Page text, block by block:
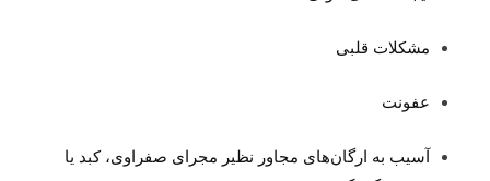
مشکلات قلبی
عفونت
آسیب به ارگان‌های مجاور نظیر مجرای صفراوی، کبد یا